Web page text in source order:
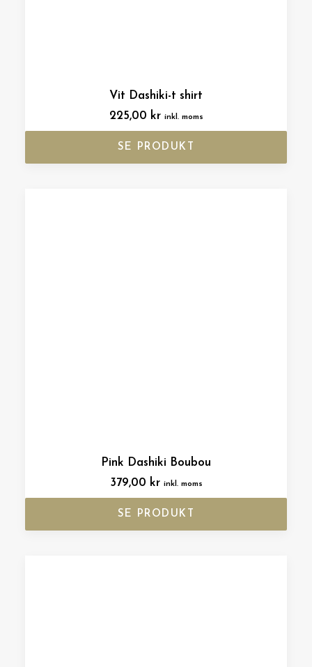
Vit Dashiki-t shirt
225,00 kr inkl. moms
SE PRODUKT
Pink Dashiki Boubou
379,00 kr inkl. moms
SE PRODUKT